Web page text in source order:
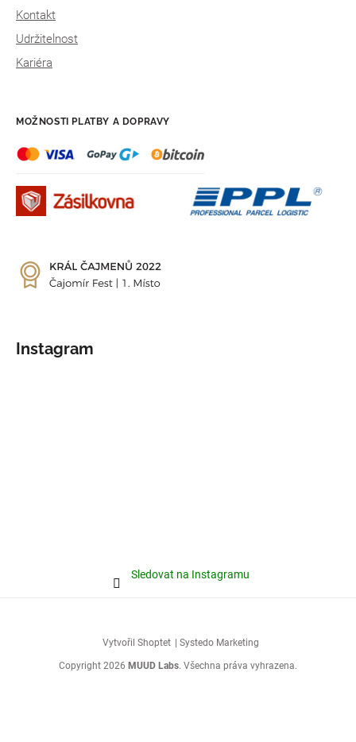
Kontakt
Udržitelnost
Kariéra
MOŽNOSTI PLATBY A DOPRAVY
Instagram
Sledovat na Instagramu
Vytvořil Shoptet | Systedo Marketing
Copyright 2026 MUUD Labs. Všechna práva vyhrazena.